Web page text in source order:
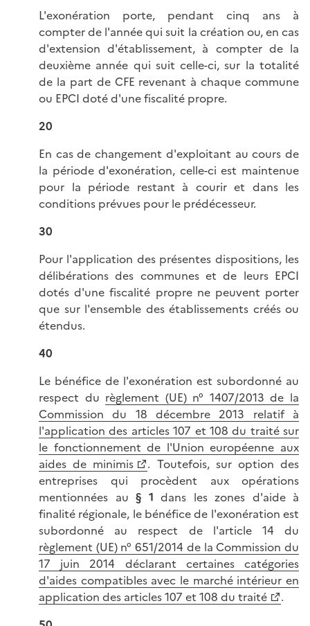
L'exonération porte, pendant cinq ans à
compter de l'année qui suit la création ou, en cas
d'extension d'établissement, à compter de la
deuxième année qui suit celle-ci, sur la totalité
de la part de CFE revenant à chaque commune
ou EPCI doté d'une fiscalité propre.
20
En cas de changement d'exploitant au cours de
la période d'exonération, celle-ci est maintenue
pour la période restant à courir et dans les
conditions prévues pour le prédécesseur.
30
Pour l'application des présentes dispositions, les
délibérations des communes et de leurs EPCI
dotés d'une fiscalité propre ne peuvent porter
que sur l'ensemble des établissements créés ou
étendus.
40
Le bénéfice de l'exonération est subordonné au
respect du règlement (UE) n° 1407/2013 de la
Commission du 18 décembre 2013 relatif à
l'application des articles 107 et 108 du traité sur
le fonctionnement de l'Union européenne aux
aides de minimis
. Toutefois, sur option des
entreprises qui procèdent aux opérations
mentionnées au § 1 dans les zones d'aide à
finalité régionale, le bénéfice de l'exonération est
subordonné au respect de l'article 14 du
règlement (UE) n° 651/2014 de la Commission du
17 juin 2014 déclarant certaines catégories
d'aides compatibles avec le marché intérieur en
application des articles 107 et 108 du traité
.